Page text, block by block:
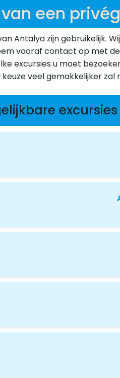
een
Antalya zijn gebruikelijk.
vooraf contact op met
excursies u moet
veel gemakkelijker zal